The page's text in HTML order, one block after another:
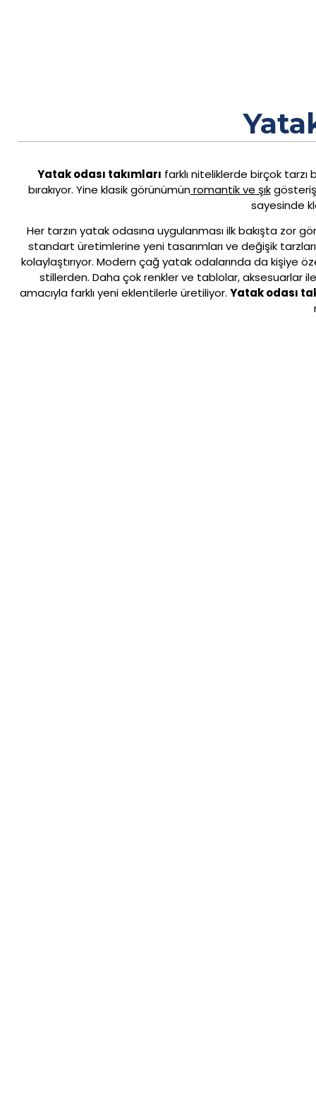
Yatak odası takımları farklı niteliklerde birçok tarzı
bırakıyor. Yine klasik görünümünromantik ve şık
sayesinde
Her tarzın yatak odasına uygulanması ilk bakışta zor
standart üretimlerine yeni tasarımları ve değişik
kolaylaştırıyor. Modern çağ yatak odalarında da kişiye
stillerden. Daha çok renkler ve tablolar, aksesuarlar
amacıyla farklı yeni eklentilerle üretiliyor. Yatak odası